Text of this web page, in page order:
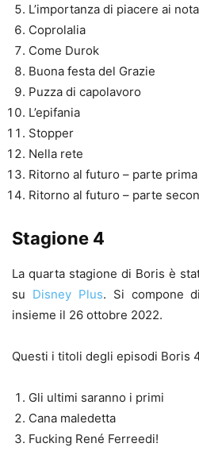
L’importanza di piacere ai
Coprolalia
Come Durok
Buona festa del Grazie
Puzza di capolavoro
L’epifania
Stopper
Nella rete
Ritorno al futuro – parte prima
Ritorno al futuro – parte
Stagione 4
La quarta stagione di Boris è
su Disney Plus. Si compone
insieme il 26 ottobre 2022.
Questi i titoli degli episodi Boris
Gli ultimi saranno i primi
Cana maledetta
Fucking René Ferreedi!